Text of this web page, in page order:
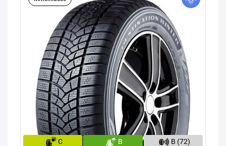
C B B (72)